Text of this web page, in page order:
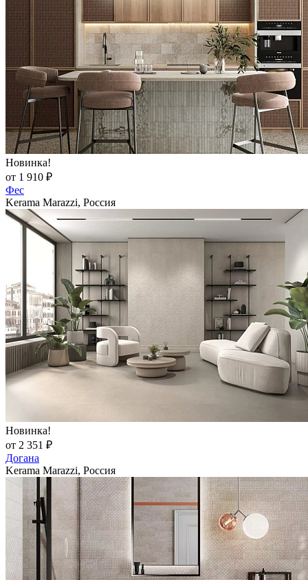
Новинка!
от 1 910 ₽
Фес
Kerama Marazzi, Россия
Новинка!
от 2 351 ₽
Догана
Kerama Marazzi, Россия